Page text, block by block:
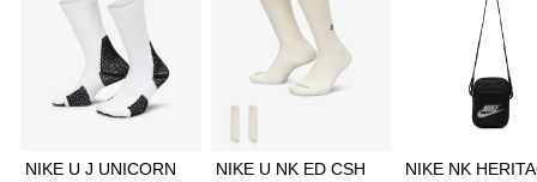
3 期 0 利率 每期 21家銀行
合作金庫商業銀行
第一商業銀行
華南商業銀行
彰化商業銀行
上海商業儲蓄銀行
Apple Pay
NIKE U J UNICORN
NIKE U NK ED CSH
NIKE NK